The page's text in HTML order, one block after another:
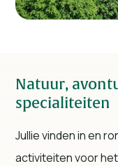
Natuur,
specialiteiten
Jullie vinden in en
activiteiten voor